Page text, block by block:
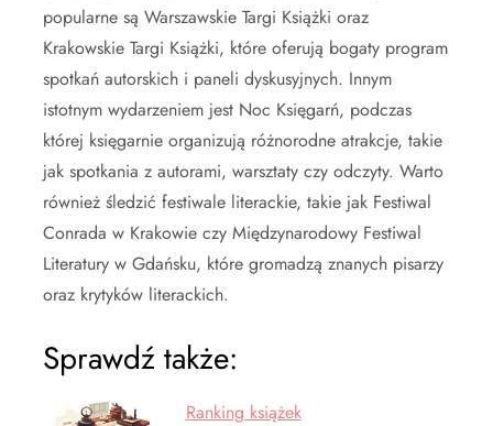
popularne są Warszawskie Targi Książki oraz
Krakowskie Targi Książki, które oferują bogaty program
spotkań autorskich i paneli dyskusyjnych. Innym
istotnym wydarzeniem jest Noc Księgarń, podczas
której księgarnie organizują różnorodne atrakcje, takie
jak spotkania z autorami, warsztaty czy odczyty. Warto
również śledzić festiwale literackie, takie jak Festiwal
Conrada w Krakowie czy Międzynarodowy Festiwal
Literatury w Gdańsku, które gromadzą znanych pisarzy
oraz krytyków literackich.
Sprawdź także:
Ranking książek